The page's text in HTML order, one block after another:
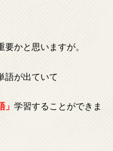
かと思いますが。
語が出ていて
」 学習することができま